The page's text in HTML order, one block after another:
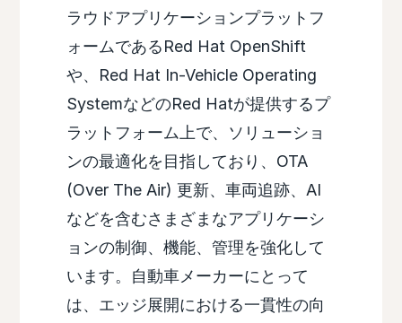
ラウドアプリケーションプラットフ
ォームであるRed Hat OpenShift
や、Red Hat In-Vehicle Operating
SystemなどのRed Hatが提供するプ
ラットフォーム上で、ソリューショ
ンの最適化を目指しており、OTA
(Over The Air) 更新、車両追跡、AI
などを含むさまざまなアプリケーシ
ョンの制御、機能、管理を強化して
います。自動車メーカーにとって
は、エッジ展開における一貫性の向